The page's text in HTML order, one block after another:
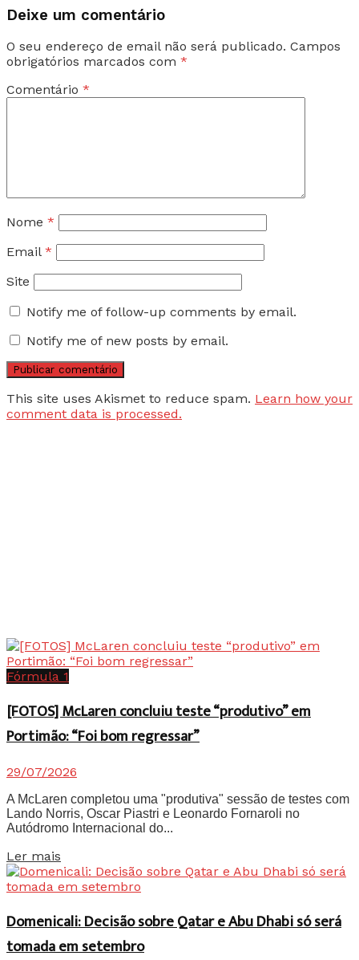
Deixe um comentário
O seu endereço de email não será publicado. Campos
obrigatórios marcados com *
Comentário *
Nome *
Email *
Site
Notify me of follow-up comments by email.
Notify me of new posts by email.
This site uses Akismet to reduce spam. Learn how your
comment data is processed.
Fórmula 1
[FOTOS] McLaren concluiu teste “produtivo” em
Portimão: “Foi bom regressar”
29/07/2026
A McLaren completou uma "produtiva" sessão de testes com
Lando Norris, Oscar Piastri e Leonardo Fornaroli no
Autódromo Internacional do...
Ler mais
Domenicali: Decisão sobre Qatar e Abu Dhabi só será
tomada em setembro